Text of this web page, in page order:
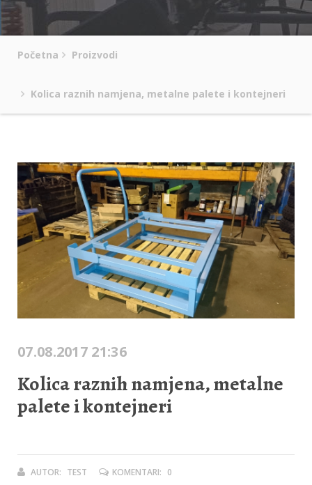
Početna Proizvodi
Kolica raznih namjena, metalne palete i kontejneri
07.08.2017 21:36
Kolica raznih namjena, metalne
palete i kontejneri
AUTOR: TEST KOMENTARI: 0